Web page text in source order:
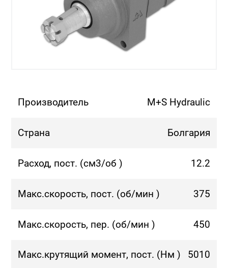
Производитель M+S Hydraulic
Страна Болгария
Расход, пост. (см3/об ) 12.2
Макс.скорость, пост. (об/мин ) 375
Макс.скорость, пер. (об/мин ) 450
Макс.крутящий момент, пост. (Нм ) 5010